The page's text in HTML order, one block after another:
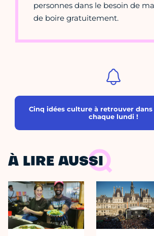
personnes dans le besoin de
de boire gratuitement.
Cinq idées culture à retrouver
chaque lundi !
À LIRE AUSSI